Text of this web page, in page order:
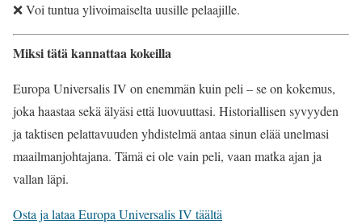
❌ Voi tuntua ylivoimaiselta uusille pelaajille.
Miksi tätä kannattaa kokeilla
Europa Universalis IV on enemmän kuin peli – se on kokemus,
joka haastaa sekä älyäsi että luovuuttasi. Historiallisen syvyyden
ja taktisen pelattavuuden yhdistelmä antaa sinun elää unelmasi
maailmanjohtajana. Tämä ei ole vain peli, vaan matka ajan ja
vallan läpi.
Osta ja lataa Europa Universalis IV täältä